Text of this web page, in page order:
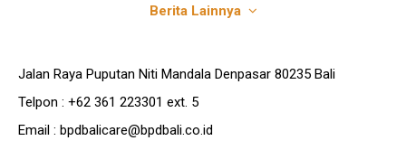
Berita Lainnya
Jalan Raya Puputan Niti Mandala Denpasar 80235 Bali
Telpon : +62 361 223301 ext. 5
Email : bpdbalicare@bpdbali.co.id